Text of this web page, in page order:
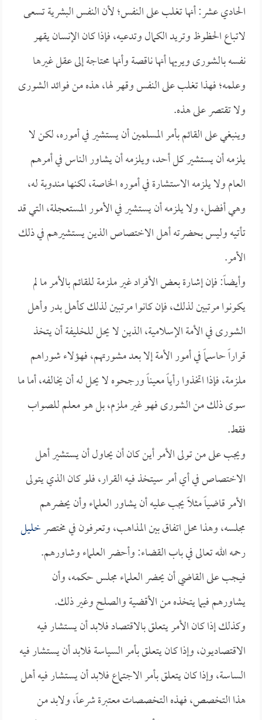
الحادي عشر: أنها تغلب على النفس؛ لأن النفس البشرية تسعى
لاتباع الحظوظ وتريد الكمال وتدعيه، فإذا كان الإنسان يقهر
نفسه بالشورى ويريها أنها ناقصة وأنها محتاجة إلى عقل غيرها
وعلمه؛ فهذا تغلب على النفس وقهر لها، هذه من فوائد الشورى
ولا تقتصر على هذه.
وينبغي على القائم بأمر المسلمين أن يستشير في أموره، لكن لا
يلزمه أن يستشير كل أحد، ويلزمه أن يشاور الناس في أمرهم
العام ولا يلزمه الاستشارة في أموره الخاصة، لكنها مندوبة له،
وهي أفضل، ولا يلزمه أن يستشير في الأمور المستعجلة، التي قد
تأتيه وليس بحضرته أهل الاختصاص الذين يستشيرهم في ذلك
الأمر.
وأيضاً: فإن إشارة بعض الأفراد غير ملزمة للقائم بالأمر ما لم
يكونوا مرتبين لذلك، فإن كانوا مرتبين لذلك كأهل بدر وأهل
الشورى في الأمة الإسلامية، الذين لا يحل للخليفة أن يتخذ
قراراً حاسماً في أمور الأمة إلا بعد مشورتهم، فهؤلاء شوراهم
ملزمة، فإذا اتخذوا رأياً معيناً ورجحوه لا يحل له أن يخالفه، أما ما
سوى ذلك من الشورى فهو غير ملزم، بل هو معلم للصواب
فقط.
ويجب على من تولى الأمر أين كان أن يحاول أن يستشير أهل
الاختصاص في أي أمر سيتخذ فيه القرار، فلو كان الذي يتولى
الأمر قاضياً مثلاً يجب عليه أن يشاور العلماء وأن يحضرهم
مجلسه، وهذا محل اتفاق بين المذاهب، وتعرفون في مختصرخليل
رحمه الله تعالى في باب القضاء: وأحضر العلماء وشاورهم.
فيجب على القاضي أن يحضر العلماء مجلس حكمه، وأن
يشاورهم فيما يتخذه من الأقضية والصلح وغير ذلك.
وكذلك إذا كان الأمر يتعلق بالاقتصاد فلابد أن يستشار فيه
الاقتصاديون، وإذا كان يتعلق بأمر السياسة فلابد أن يستشار فيه
الساسة، وإذا كان يتعلق بأمر الاجتماع فلابد أن يستشار فيه أهل
هذا التخصص، فهذه التخصصات معتبرة شرعاً، ولابد من